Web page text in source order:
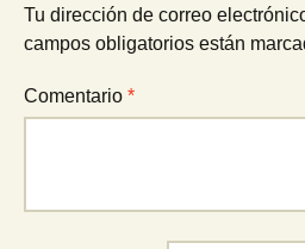
Tu dirección de correo
campos obligatorios están
Comentario *